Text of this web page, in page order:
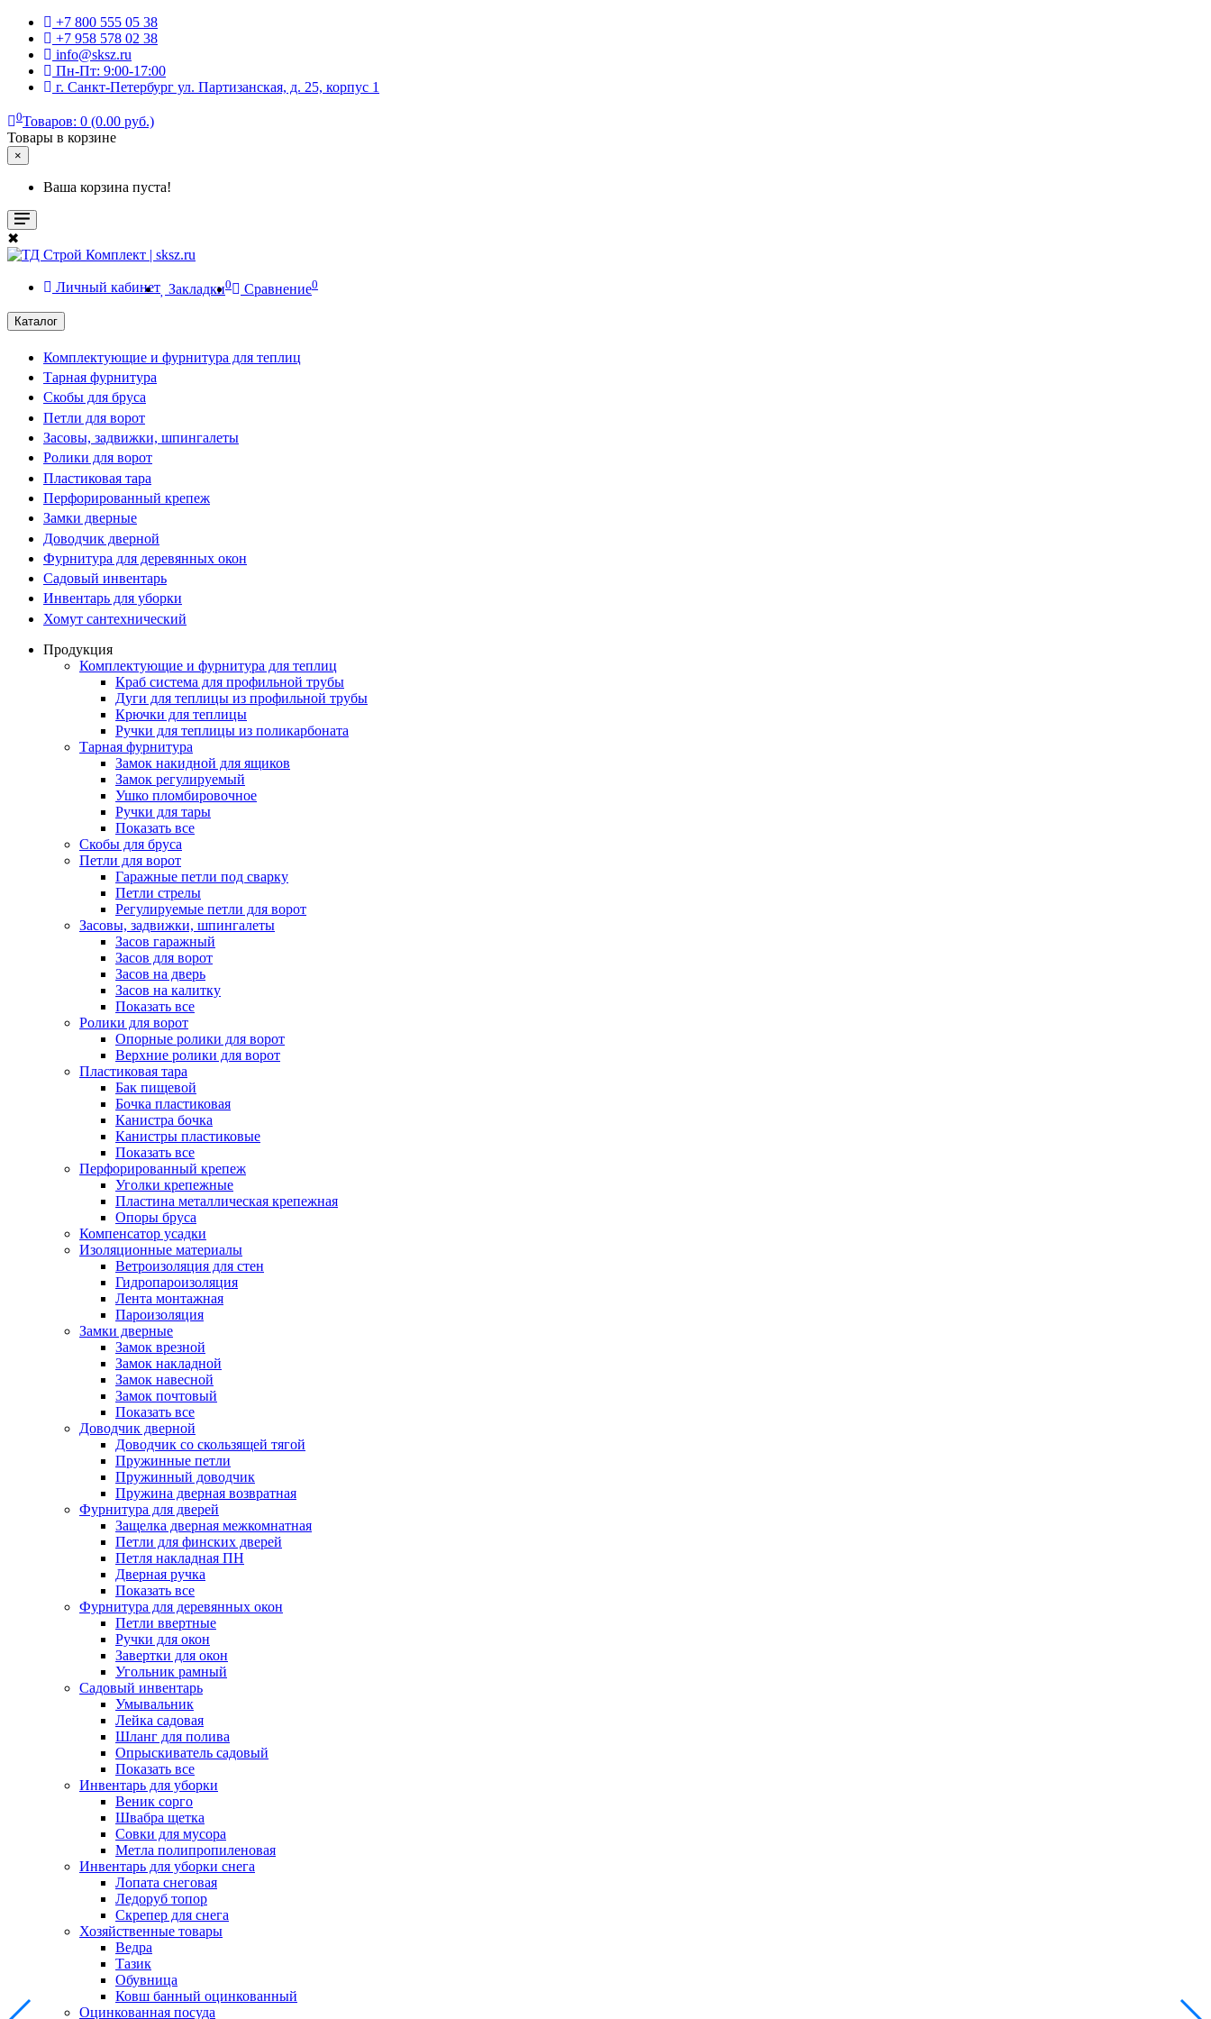
+7 800 555 05 38
+7 958 578 02 38
info@sksz.ru
Пн-Пт: 9:00-17:00
г. Санкт-Петербург ул. Партизанская, д. 25, корпус 1
0Товаров: 0 (0.00 руб.)
Товары в корзине
×
Ваша корзина пуста!
✖
Личный кабинет Закладки0 Сравнение0
Каталог
Комплектующие и фурнитура для теплиц
Тарная фурнитура
Скобы для бруса
Петли для ворот
Засовы, задвижки, шпингалеты
Ролики для ворот
Пластиковая тара
Перфорированный крепеж
Замки дверные
Доводчик дверной
Фурнитура для деревянных окон
Садовый инвентарь
Инвентарь для уборки
Хомут сантехнический
Продукция
Комплектующие и фурнитура для теплиц
Краб система для профильной трубы
Дуги для теплицы из профильной трубы
Крючки для теплицы
Ручки для теплицы из поликарбоната
Тарная фурнитура
Замок накидной для ящиков
Замок регулируемый
Ушко пломбировочное
Ручки для тары
Показать все
Скобы для бруса
Петли для ворот
Гаражные петли под сварку
Петли стрелы
Регулируемые петли для ворот
Засовы, задвижки, шпингалеты
Засов гаражный
Засов для ворот
Засов на дверь
Засов на калитку
Показать все
Ролики для ворот
Опорные ролики для ворот
Верхние ролики для ворот
Пластиковая тара
Бак пищевой
Бочка пластиковая
Канистра бочка
Канистры пластиковые
Показать все
Перфорированный крепеж
Уголки крепежные
Пластина металлическая крепежная
Опоры бруса
Компенсатор усадки
Изоляционные материалы
Ветроизоляция для стен
Гидропароизоляция
Лента монтажная
Пароизоляция
Замки дверные
Замок врезной
Замок накладной
Замок навесной
Замок почтовый
Показать все
Доводчик дверной
Доводчик со скользящей тягой
Пружинные петли
Пружинный доводчик
Пружина дверная возвратная
Фурнитура для дверей
Защелка дверная межкомнатная
Петли для финских дверей
Петля накладная ПН
Дверная ручка
Показать все
Фурнитура для деревянных окон
Петли ввертные
Ручки для окон
Завертки для окон
Угольник рамный
Садовый инвентарь
Умывальник
Лейка садовая
Шланг для полива
Опрыскиватель садовый
Показать все
Инвентарь для уборки
Веник сорго
Швабра щетка
Совки для мусора
Метла полипропиленовая
Инвентарь для уборки снега
Лопата снеговая
Ледоруб топор
Скрепер для снега
Хозяйственные товары
Ведра
Тазик
Обувница
Ковш банный оцинкованный
Оцинкованная посуда